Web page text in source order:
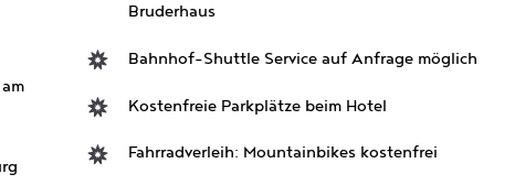
Bruderhaus
Bahnhof-Shuttle Service auf Anfrage möglich
Kostenfreie Parkplätze beim Hotel
Fahrradverleih: Mountainbikes kostenfrei